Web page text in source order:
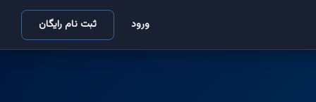
ورود ثبت نام رایگان